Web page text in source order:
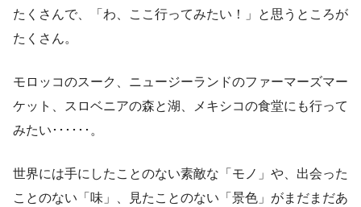
たくさんで、「わ、ここ行ってみたい！」と思うところが
たくさん。
モロッコのスーク、ニュージーランドのファーマーズマー
ケット、スロベニアの森と湖、メキシコの食堂にも行って
みたい･･････。
世界には手にしたことのない素敵な「モノ」や、出会った
ことのない「味」、見たことのない「景色」がまだまだあ